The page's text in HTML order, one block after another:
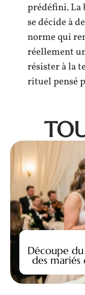
prédéfini. La
se décide à
norme qui
réellement
résister à la
rituel pensé
Découpe
des